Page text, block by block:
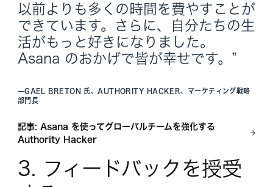
以前よりも多くの時間を費やすことが
できています。さらに、自分たちの生
活がもっと好きになりました。
Asana のおかげで皆が幸せです。”
—GAEL BRETON 氏、AUTHORITY HACKER、マーケティング戦略
部門長
記事: Asana を使ってグローバルチームを強化する
Authority Hacker
3. フィードバックを授受